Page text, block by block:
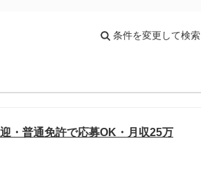
条件を変更して検索
・普通免許で応募OK・月収25万